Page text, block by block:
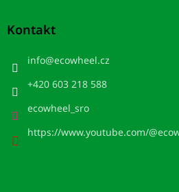
Kontakt
info@ecowheel.cz
+420 603 218 588
ecowheel_sro
https://www.youtube.com/